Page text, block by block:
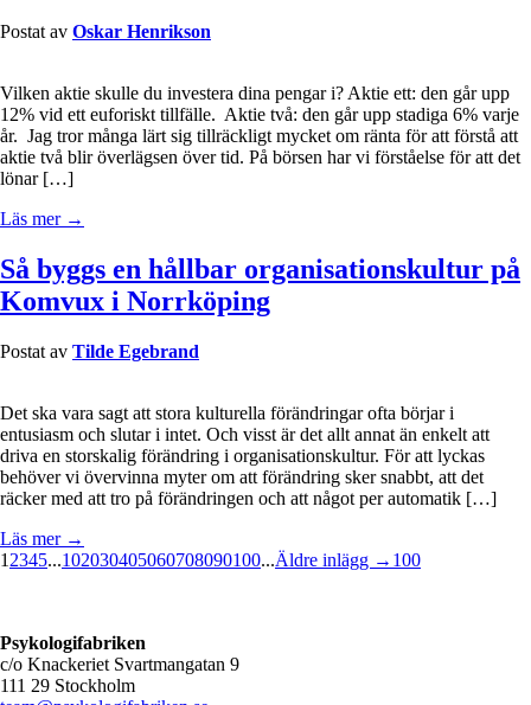
Postat av Oskar Henrikson
Vilken aktie skulle du investera dina pengar i? Aktie ett: den går upp
12% vid ett euforiskt tillfälle. Aktie två: den går upp stadiga 6% varje
år. Jag tror många lärt sig tillräckligt mycket om ränta för att förstå att
aktie två blir överlägsen över tid. På börsen har vi förståelse för att det
lönar […]
Läs mer →
Så byggs en hållbar organisationskultur på
Komvux i Norrköping
Postat av Tilde Egebrand
Det ska vara sagt att stora kulturella förändringar ofta börjar i
entusiasm och slutar i intet. Och visst är det allt annat än enkelt att
driva en storskalig förändring i organisationskultur. För att lyckas
behöver vi övervinna myter om att förändring sker snabbt, att det
räcker med att tro på förändringen och att något per automatik […]
Läs mer →
1 2345...102030405060708090100...Äldre inlägg → 100
Psykologifabriken
c/o Knackeriet Svartmangatan 9
111 29 Stockholm